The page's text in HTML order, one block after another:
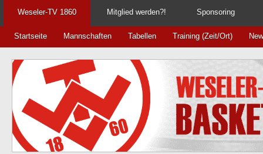
Weseler-TV 1860 Mitglied werden?! Sponsoring
Startseite Mannschaften Tabellen Training (Zeit/Ort)